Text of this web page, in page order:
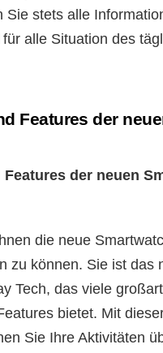
Sie stets alle
alle Situation des
Features der
der neuen
die neue
zu können. Sie ist das
Tech, das viele
bietet. Mit
Sie Ihre Aktivitäten